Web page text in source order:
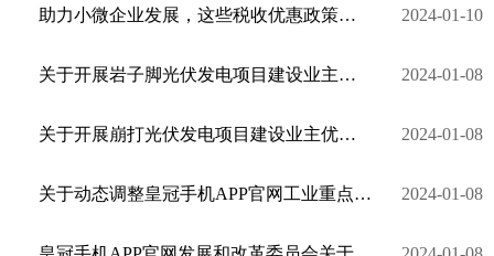
助力小微企业发展，这些税收优惠政策请收下丨2023年延续、优化、完善税收优惠政策指引① 2024-01-10
关于开展岩子脚光伏发电项目建设业主优选工作的通知 2024-01-08
关于开展崩打光伏发电项目建设业主优选工作的通知 2024-01-08
关于动态调整皇冠手机APP官网工业重点领域企业名录的公示 2024-01-08